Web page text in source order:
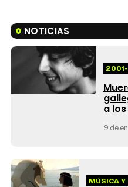
NOTICIAS
a
9 de
MÚSICA